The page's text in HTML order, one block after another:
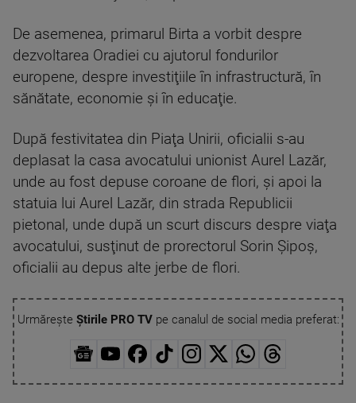
De asemenea, primarul Birta a vorbit despre
dezvoltarea Oradiei cu ajutorul fondurilor
europene, despre investiţiile în infrastructură, în
sănătate, economie şi în educaţie.
După festivitatea din Piaţa Unirii, oficialii s-au
deplasat la casa avocatului unionist Aurel Lazăr,
unde au fost depuse coroane de flori, şi apoi la
statuia lui Aurel Lazăr, din strada Republicii
pietonal, unde după un scurt discurs despre viaţa
avocatului, susţinut de prorectorul Sorin Şipoş,
oficialii au depus alte jerbe de flori.
Urmărește Știrile PRO TVpe canalul de social media preferat: